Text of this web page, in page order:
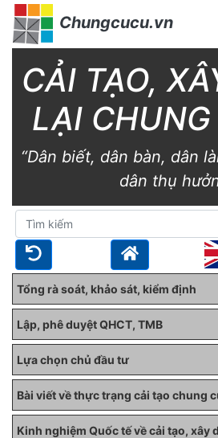
Chungcucu.vn
CẢI TẠO,
LẠI
“Dân biết, dân bàn, dân
dân thụ
Tổng rà soát, khảo sát, kiểm định
Lập, phê duyệt QHCT, TMB
Lựa chọn chủ đầu tư
Bài viết về thực trạng cải tạo chung
Kinh nghiệm Quốc tế về cải tạo, xây